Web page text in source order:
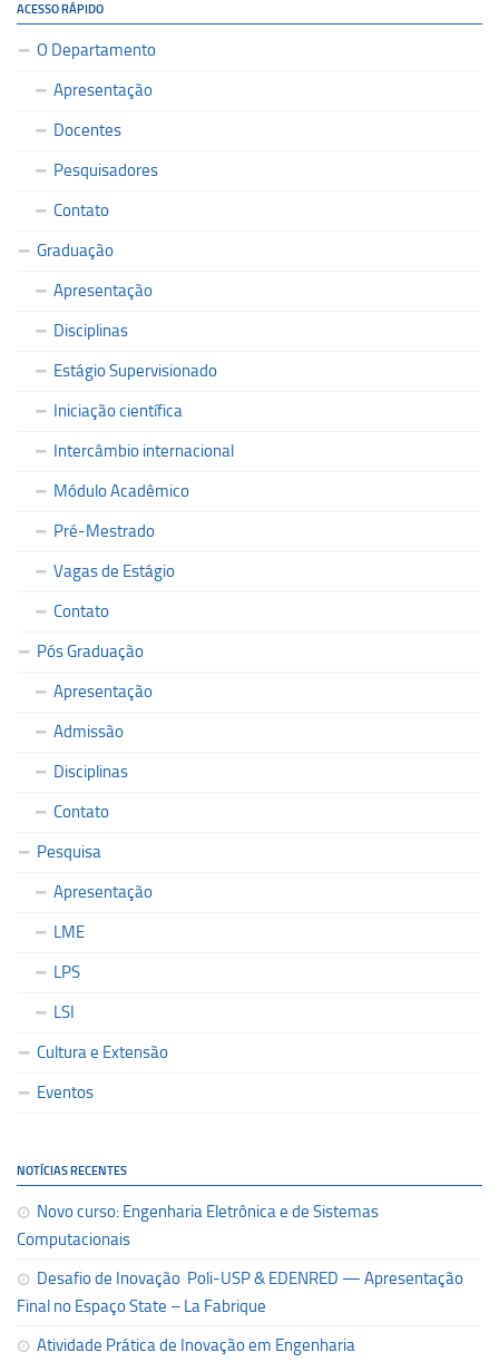
ACESSO RÁPIDO
O Departamento
Apresentação
Docentes
Pesquisadores
Contato
Graduação
Apresentação
Disciplinas
Estágio Supervisionado
Iniciação científica
Intercâmbio internacional
Módulo Acadêmico
Pré-Mestrado
Vagas de Estágio
Contato
Pós Graduação
Apresentação
Admissão
Disciplinas
Contato
Pesquisa
Apresentação
LME
LPS
LSI
Cultura e Extensão
Eventos
NOTÍCIAS RECENTES
Novo curso: Engenharia Eletrônica e de Sistemas
Computacionais
Desafio de Inovação Poli-USP & EDENRED — Apresentação
Final no Espaço State – La Fabrique
Atividade Prática de Inovação em Engenharia